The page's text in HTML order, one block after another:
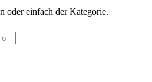
oder einfach der Kategorie.